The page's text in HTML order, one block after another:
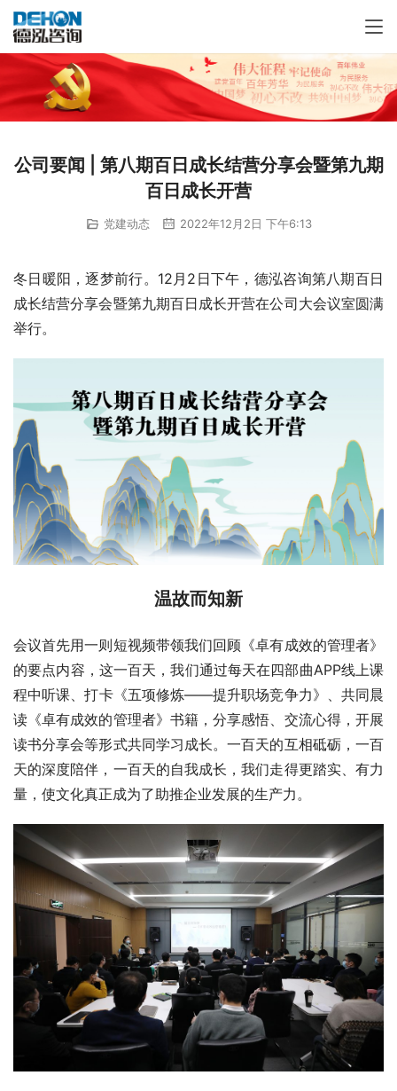
公司要闻 | 第八期百日成长结营分享会暨第九期
百日成长开营
党建动态 2022年12月2日 下午6:13
冬日暖阳，逐梦前行。12月2日下午，德泓咨询第八期百日
成长结营分享会暨第九期百日成长开营在公司大会议室圆满
举行。
温故而知新
会议首先用一则短视频带领我们回顾《卓有成效的管理者》
的要点内容，这一百天，我们通过每天在四部曲APP线上课
程中听课、打卡《五项修炼——提升职场竞争力》、共同晨
读《卓有成效的管理者》书籍，分享感悟、交流心得，开展
读书分享会等形式共同学习成长。一百天的互相砥砺，一百
天的深度陪伴，一百天的自我成长，我们走得更踏实、有力
量，使文化真正成为了助推企业发展的生产力。